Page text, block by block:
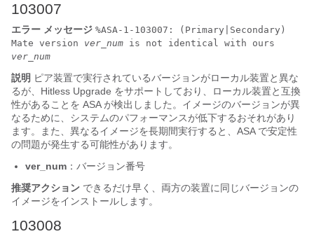
103007
エラー メッセージ %ASA-1-103007: (Primary|Secondary)
Mate version ver_num is not identical with ours
ver_num
説明 ピア装置で実行されているバージョンがローカル装置と異な
るが、Hitless Upgrade をサポートしており、ローカル装置と互換
性があることを ASAが検出しました。イメージのバージョンが異
なるために、システムのパフォーマンスが低下するおそれがあり
ます。また、異なるイメージを長期間実行すると、 ASAで安定性
の問題が発生する可能性があります。
ver_num ：バージョン番号
推奨アクション できるだけ早く、両方の装置に同じバージョンの
イメージをインストールします。
103008